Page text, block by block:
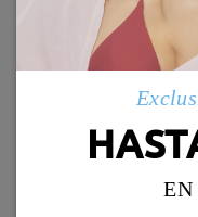
Enviado
5-7 días laborales
Marcos Similares
EN